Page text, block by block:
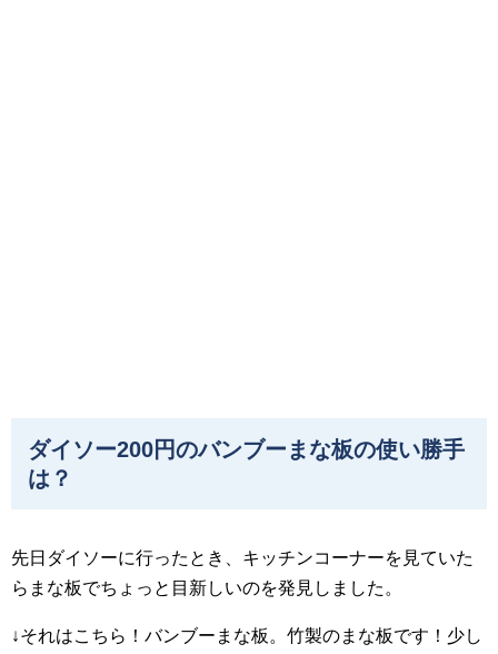
ダイソー200円のバンブーまな板の使い勝手
は？
先日ダイソーに行ったとき、キッチンコーナーを見ていた
らまな板でちょっと目新しいのを発見しました。
↓それはこちら！バンブーまな板。竹製のまな板です！少し